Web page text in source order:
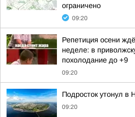
ограничено
09:20
Репетиция осени
неделе: в
похолодание до +9
09:20
Подросток утонул в
09:20